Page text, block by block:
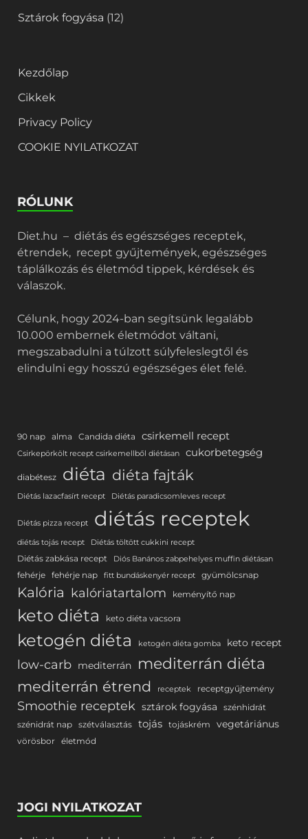
Sztárok fogyása (12)
Kezdőlap
Cikkek
Privacy Policy
COOKIE NYILATKOZAT
RÓLUNK
Diet.hu – diétás és egészséges receptek,
étrendek, recept gyűjtemények, egészséges
táplálkozás és életmód tippek, kérdések és
válaszok.
Célunk, hogy 2024-ban segítsünk legalább
10.000 embernek életmódot váltani,
megszabadulni a túlzott súlyfeleslegtől és
elindulni egy hosszú egészséges élet felé.
90 nap alma Candida diéta csirkemell recept
Csirkepörkölt recept csirkemellből diétásan cukorbetegség
diabétesz diéta diéta fajták
Diétás lazacfasírt recept Diétás paradicsomleves recept
Diétás pizza recept diétás receptek
diétás tojás recept Diétás töltött cukkini recept
Diétás zabkása recept Diós Banános zabpehelyes muffin diétásan
fehérje fehérje nap fitt bundáskenyér recept gyümölcsnap
Kalória kalóriatartalom keményítő nap
keto diéta keto diéta vacsora
ketogén diéta ketogén diéta gomba keto recept
low-carb mediterrán mediterrán diéta
mediterrán étrend receptek receptgyűjtemény
Smoothie receptek sztárok fogyása
szénhidrát
szénidrát nap szétválasztás tojás tojáskrém vegetáriánus
vörösbor életmód
JOGI NYILATKOZAT